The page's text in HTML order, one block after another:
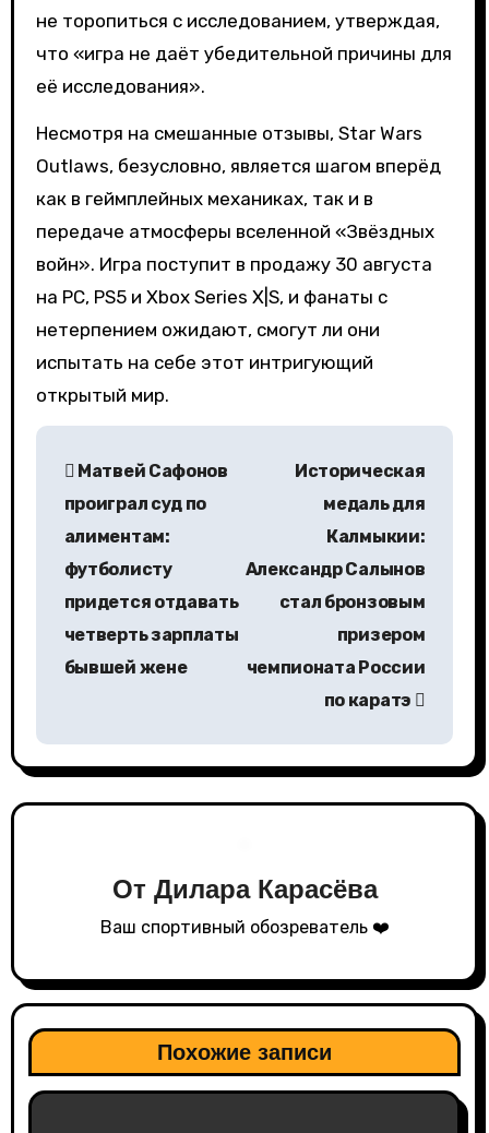
не торопиться с исследованием, утверждая,
что «игра не даёт убедительной причины для
её исследования».
Несмотря на смешанные отзывы, Star Wars
Outlaws, безусловно, является шагом вперёд
как в геймплейных механиках, так и в
передаче атмосферы вселенной «Звёздных
войн». Игра поступит в продажу 30 августа
на PC, PS5 и Xbox Series X|S, и фанаты с
нетерпением ожидают, смогут ли они
испытать на себе этот интригующий
открытый мир.
и
я
а
п
и
Матвей Сафонов
проиграл суд по
алиментам:
футболисту
придется отдавать
четверть зарплаты
бывшей жене
Историческая
медаль для
Калмыкии:
Александр Салынов
стал бронзовым
призером
чемпионата России
по каратэ
От Дилара Карасёва
Ваш спортивный обозреватель ❤️
Похожие записи